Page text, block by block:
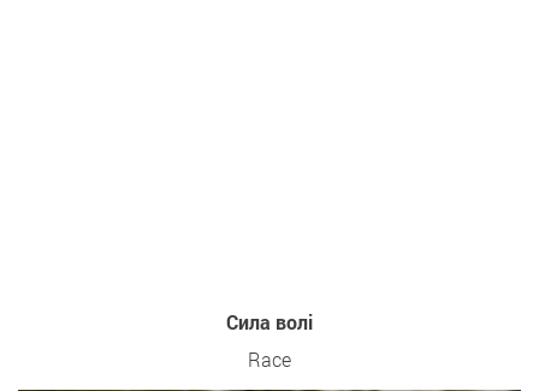
Сила волі
Race